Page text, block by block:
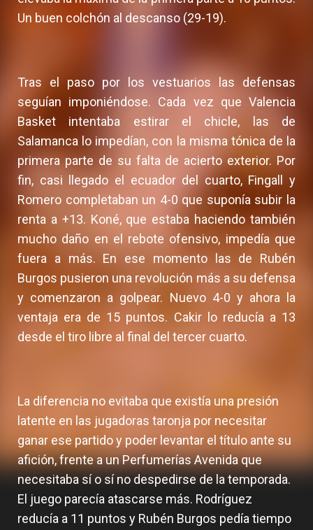
Un buen colchón al descanso (29-19).
Tras el paso por los vestuarios las defensas
seguían imponiéndose. Cada vez que Valencia
Basket intentaba estirar el chicle, las de
Salamanca lo impedían, con la misma tónica de la
primera parte de su falta de acierto exterior. Por
fin, casi llegado el ecuador del cuarto, Fingall y
Romero completaban un 4-0 que suponía subir la
renta a +13. Koné, que estaba haciendo también
mucho daño en el rebote ofensivo, impedía que
fuera a más. En ese momento las de Rubén
Burgos pusieron una revolución más a su defensa
y comenzaron a golpear. Nuevo 4-0 y ahora la
ventaja era de 15 puntos. Cakir lo reducía a 13
desde el tiro libre al final del tercer cuarto.
La diferencia no evitaba que existía una presión
latente en las jugadoras taronja por necesitar
ganar ese partido y poder levantar el título ante su
afición, frente a un Perfumerías Avenida que
necesitaba sí o sí no despedirse de la temporada.
El juego parecía atascarse más. Rodríguez
reducía a 11 puntos y Rubén Burgos pedía tiempo